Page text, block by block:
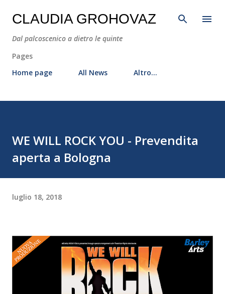
Passa ai contenuti principali
CLAUDIA GROHOVAZ
Dal palcoscenico a dietro le quinte
Pages
Home page
All News Altro…
WE WILL ROCK YOU - Prevendita
aperta a Bologna
luglio 18, 2018